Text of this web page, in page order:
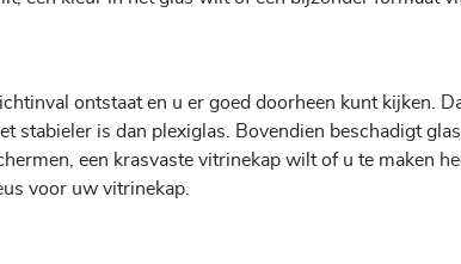
ontstaat en u er goed doorheen kunt kijken.
stabieler is dan plexiglas. Bovendien beschadigt
een krasvaste vitrinekap wilt of u te maken
voor uw vitrinekap.